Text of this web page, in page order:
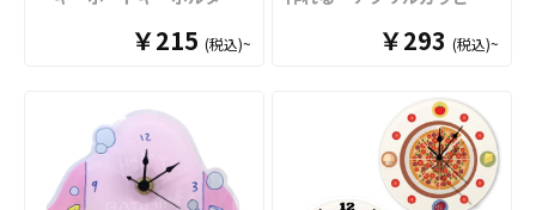
すので、お客様にはデザイ
ンをご入稿いただくだけで
オリジナル商品として販売
す。国内生産で短納期、小
ロットからの制作も承って
おりますので、お気軽にご
相談ください。
ション仕様にも対応可能で
す。 推しのアーティストや
キャラクターのライブやイ
う「良席祈願」、スポーツ
選手やチームの勝利を願う
「必勝祈願」など、様々な
シーンで活躍するアイテム
デザインで制作いたしま
が特徴の「オリジナル キー
ボードキーホルダー」は、
キー部分は本物のキーボー
ドのようにカチカチと押す
￥215 (税込)~
デザインで制作いたしま
アクリルカラビナは、厚さ
5mmの丈夫で高品質なアク
リル素材を採用。デザイン
を入れるだけの定型タイプ
と、形状から自由に制作で
￥293 (税込)~